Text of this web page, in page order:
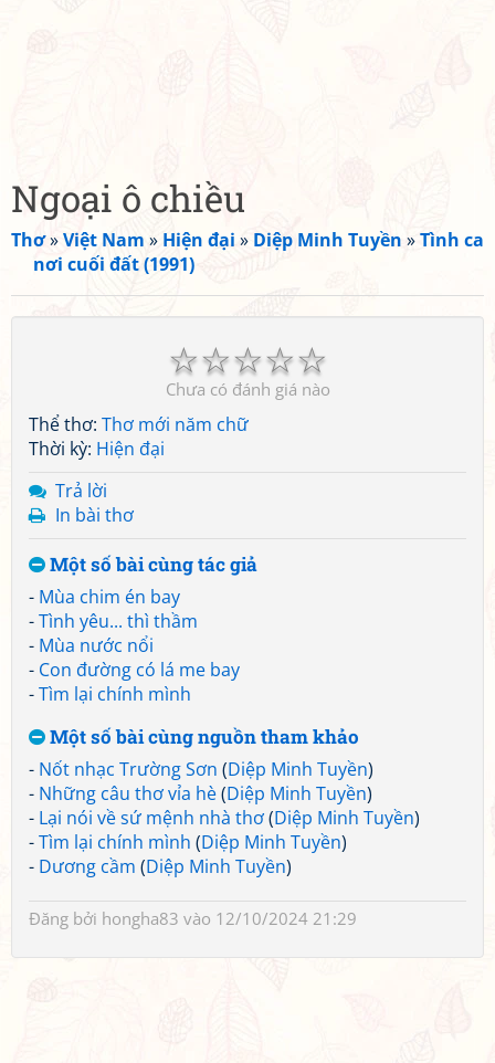
Ngoại ô chiều
Thơ»Việt Nam » Hiện đại » Diệp Minh Tuyền »Tình ca
nơi cuối đất (1991)
☆
☆
☆
☆
☆
Chưa có đánh giá nào
Thể thơ: Thơ mới năm chữ
Thời kỳ: Hiện đại
Trả lời
In bài thơ
Một số bài cùng tác giả
- Mùa chim én bay
-Tình yêu... thì thầm
- Mùa nước nổi
- Con đường có lá me bay
-Tìm lại chính mình
Một số bài cùng nguồn tham khảo
- Nốt nhạc Trường Sơn (Diệp Minh Tuyền)
- Những câu thơ vỉa hè(Diệp Minh Tuyền)
- Lại nói về sứ mệnh nhà thơ(Diệp Minh Tuyền)
-Tìm lại chính mình (Diệp Minh Tuyền)
- Dương cầm (Diệp Minh Tuyền)
Đăng bởi hongha83 vào 12/10/2024 21:29